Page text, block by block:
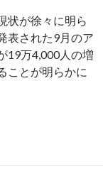
状が徐々に明ら
表された9月のア
19万4,000人の増
ことが明らかに
の原因、ドル円